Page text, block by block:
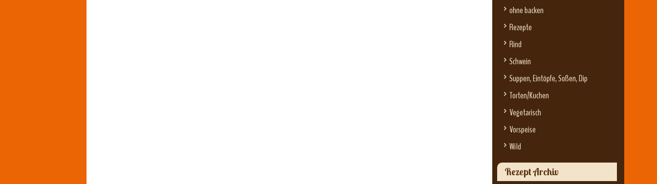
ohne backen
Rezepte
Rind
Schwein
Suppen, Eintöpfe, Soßen, Dip
Torten/Kuchen
Vegetarisch
Vorspeise
Wild
Rezept Archiv